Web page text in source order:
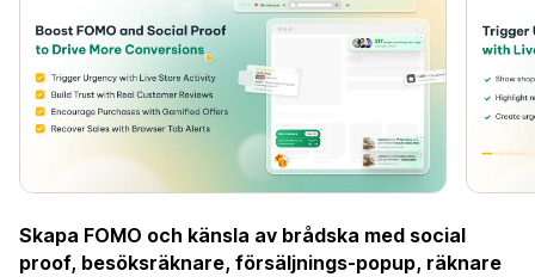
Skapa FOMO och känsla av brådska med social
proof, besöksräknare, försäljnings-popup, räknare